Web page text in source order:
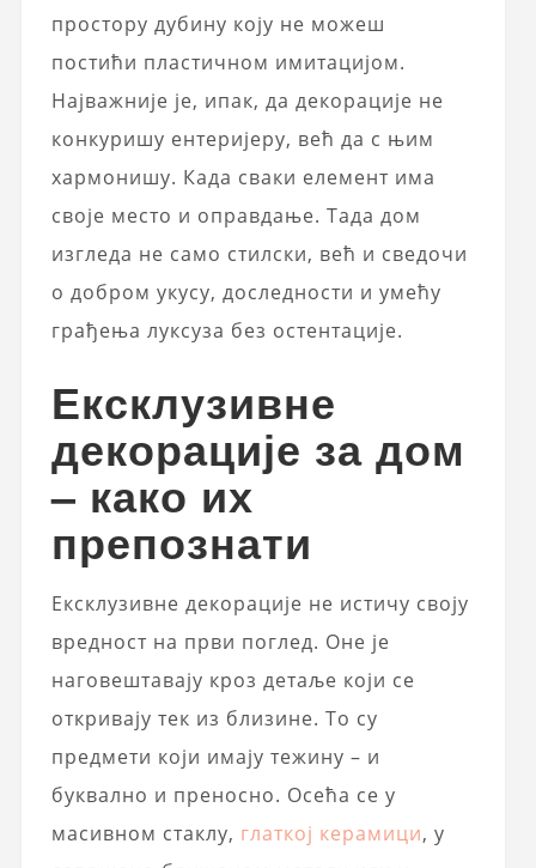
простору дубину коју не можеш
постићи пластичном имитацијом.
Најважније је, ипак, да декорације не
конкуришу ентеријеру, већ да с њим
хармонишу. Када сваки елемент има
своје место и оправдање. Тада дом
изгледа не само стилски, већ и сведочи
о добром укусу, доследности и умећу
грађења луксуза без остентације.
Ексклузивне
декорације за дом
– како их
препознати
Ексклузивне декорације не истичу своју
вредност на први поглед. Оне је
наговештавају кроз детаље који се
откривају тек из близине. То су
предмети који имају тежину – и
буквално и преносно. Осећа се у
масивном стаклу, глаткој керамици, у